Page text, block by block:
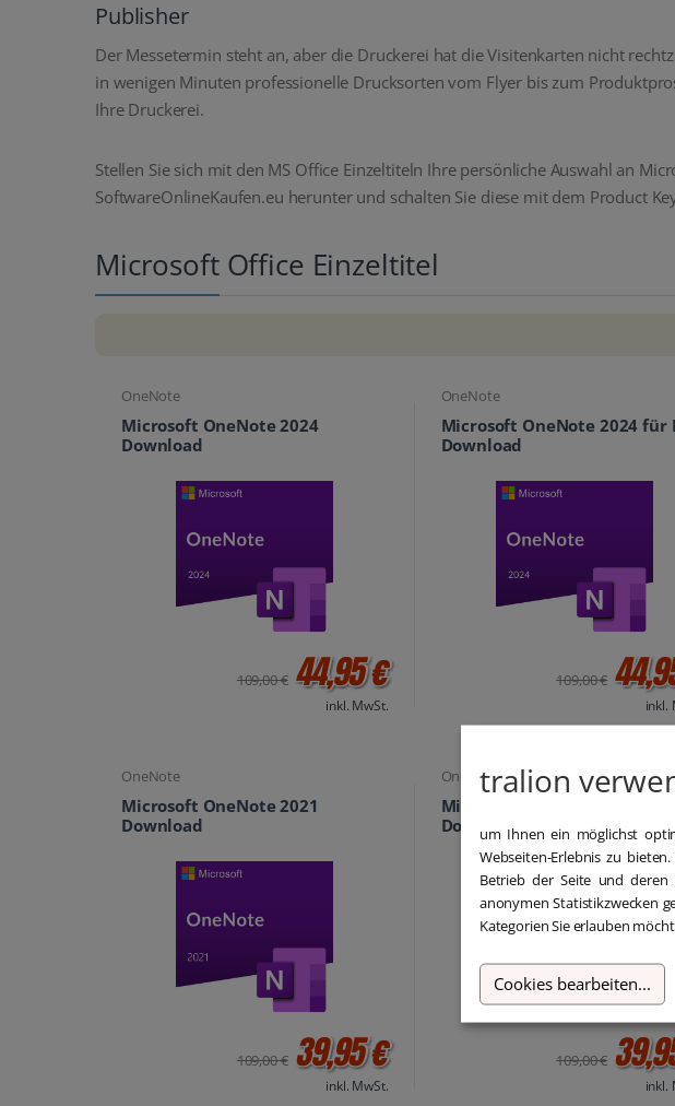
Publisher
Der Messetermin steht an, aber die Druckerei hat die Visitenkarten nicht
in wenigen Minuten professionelle Drucksorten vom Flyer bis zum
Ihre Druckerei.
Stellen Sie sich mit den MS Office Einzeltiteln Ihre persönliche Auswahl an
SoftwareOnlineKaufen.eu herunter und schalten Sie diese mit dem Product
Microsoft Office Einzeltitel
OneNote
Microsoft OneNote 2024
Download
109,00 € 44,95 €
inkl. MwSt.
OneNote
Microsoft OneNote 2024 für
Download
109,00 €
inkl.
OneNote
Microsoft OneNote 2021
Download
109,00 € 39,95 €
inkl. MwSt.
OneNote
Microsoft OneNote 2021 für
Download
109,00 €
inkl.
tralion
um Ihnen ein möglichst
Webseiten-Erlebnis zu
Betrieb der Seite und deren
anonymen Statistikzwecken
Kategorien Sie erlauben
Cookies bearbeiten...